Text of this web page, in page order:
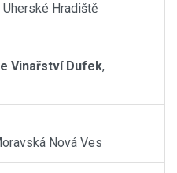
Uherské Hradiště
Vinařství Dufek,
Nová Ves